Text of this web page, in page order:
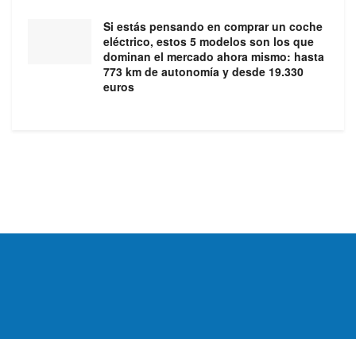
Si estás pensando en comprar un coche
eléctrico, estos 5 modelos son los que
dominan el mercado ahora mismo: hasta
773 km de autonomía y desde 19.330
euros